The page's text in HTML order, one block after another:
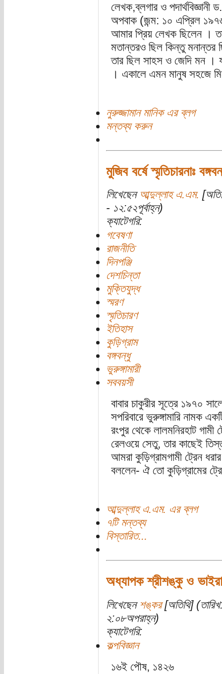
লেখক,ব্লগার ও
অপবাক (জন্ম: ১০ এপ্রিল
আমার প্রিয় লেখক ছিলেন ।
মতান্তরও ছিল কিন্তু
তার ছিল সাহস ও জেদি মন ।
। একালে এমন মানুষ সহজে
নুরুজ্জামান মানিক এর ব্লগ
মন্তব্য করুন
মুজিব বর্ষে স্মৃতিচারনাঃ
লিখেছেন আব্দুল্লাহ এ.এম.
- ১২:৫২পূর্বাহ্ন)
ক্যাটেগরি:
গবেষণা
রাজনীতি
দিনপঞ্জি
দেশচিন্তা
মুক্তিযুদ্ধ
স্মরণ
স্মৃতিচারণ
ইতিহাস
কুড়িগ্রাম
বঙ্গবন্ধু
ভুরুঙ্গামারী
সববয়সী
বাবার চাকুরীর সূত্রে ১৯৭০
সপরিবারে ভুরুঙ্গামারি নামক
রংপুর থেকে লালমনিরহাট গামী
রেলওয়ে সেতু, তার কাছেই
আমরা কুড়িগ্রামগামী ট্রেন
বললেন- ঐ তো কুড়িগ্রামের
আব্দুল্লাহ এ.এম. এর ব্লগ
৭টি মন্তব্য
বিস্তারিত...
অধ্যাপক শ্রীশঙ্কু ও
লিখেছেন শঙ্কর[অতিথি]
২:০৮অপরাহ্ন)
ক্যাটেগরি:
কল্পবিজ্ঞান
১৬ই পৌষ, ১৪২৬